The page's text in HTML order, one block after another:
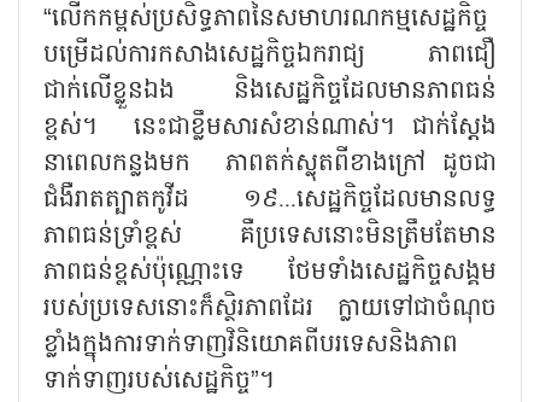
“លើកកម្ពស់ប្រសិទ្ធភាពនៃសមាហរណកម្មសេដ្ឋកិច្ច
បម្រើដល់ការកសាងសេដ្ឋកិច្ចឯករាជ្យ ភាពជឿ
ជាក់លើខ្លួនឯង និងសេដ្ឋកិច្ចដែលមានភាពធន់
ខ្ពស់។ នេះជាខ្លឹមសារសំខាន់ណាស់។ ជាក់ស្តែង
នាពេលកន្លងមក ភាពតក់ស្លុតពីខាងក្រៅ ដូចជា
ជំងឺរាតត្បាតកូវីដ ១៩...សេដ្ឋកិច្ចដែលមានលទ្ធ
ភាពធន់ទ្រាំខ្ពស់ គឺប្រទេសនោះមិនត្រឹមតែមាន
ភាពធន់ខ្ពស់ប៉ុណ្ណោះទេ ថែមទាំងសេដ្ឋកិច្ចសង្គម
របស់ប្រទេសនោះក៏ស្ថិរភាពដែរ ក្លាយទៅជាចំណុច
ខ្លាំងក្នុងការទាក់ទាញវិនិយោគពីបរទេសនិងភាព
ទាក់ទាញរបស់សេដ្ឋកិច្ច”។